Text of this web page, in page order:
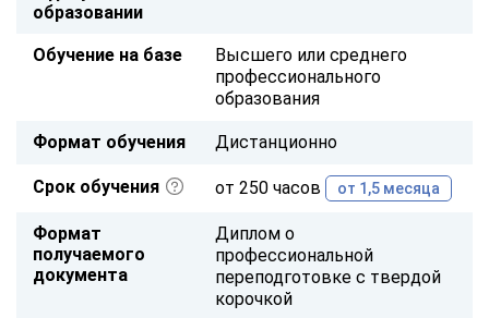
образовании
Обучение на базе
Высшего или среднего
профессионального
образования
Формат обучения Дистанционно
Срок обучения от 250 часов от 1,5 месяца
Формат
получаемого
документа
Диплом о
профессиональной
переподготовке с твердой
корочкой